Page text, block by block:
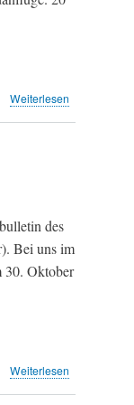
Weiterlesen
(ZSZ)
des
Bei uns im
30. Oktober
Weiterlesen